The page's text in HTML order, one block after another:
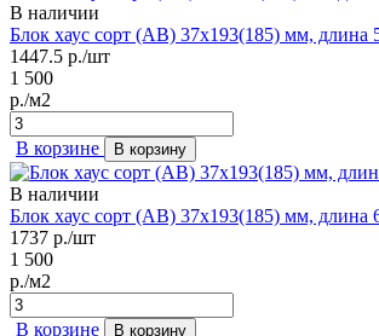
В наличии
Блок хаус сорт (AB) 37х193(185) мм, длина
1447.5 р./шт
1 500
р./м2
В корзине В корзину
В наличии
Блок хаус сорт (AB) 37х193(185) мм, длина
1737 р./шт
1 500
р./м2
В корзине В корзину